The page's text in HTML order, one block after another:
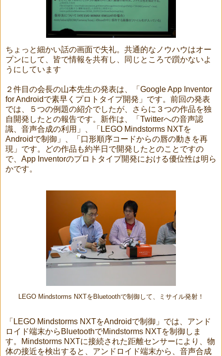
ちょっと細かい話の画面で失礼。共通的なノウハウはオー
プンにして、皆で情報を共有し、同じところで躓かないよ
うにしています
２件目の会長の山本先生の発表は、「Google App Inventor
for Androidで素早くプロトタイプ開発」です。前回の発表
では、５つの例題の紹介でしたが、さらに３つの作品を独
自開発したとの報告です。新作は、「Twitterへの音声認
識、音声合成の利用」、「LEGO Mindstorms NXTを
Androidで制御」、「口形順序コードからの唇の動きを再
現」です。どの作品も約半日で開発したとのことですの
で、App Inventorのプロトタイプ開発における優位性は明ら
かです。
LEGO Mindstorms NXTをBluetoothで制御して、ミサイル発射！
「LEGO Mindstorms NXTをAndroidで制御」では、アンド
ロイド端末からBluetoothでMindstorms NXTを制御しま
す。Mindstorms NXTに接続された距離センサーにより、物
体の接近を検出すると、アンドロイド端末から、音声合成